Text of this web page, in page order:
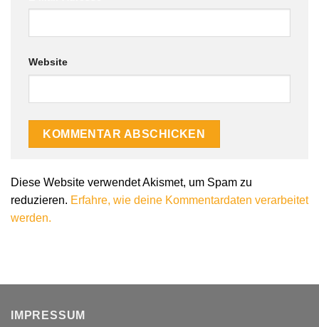
Website
Diese Website verwendet Akismet, um Spam zu
reduzieren. Erfahre, wie deine Kommentardaten verarbeitet
werden.
IMPRESSUM